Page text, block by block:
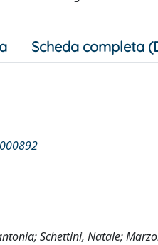
Scheda completa
Schettini, Natale;